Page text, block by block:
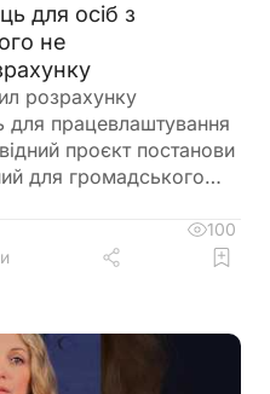
для осіб з
не
розрахунку
для працевлаштування
проєкт постанови
для громадського
визначення
працівників.
100